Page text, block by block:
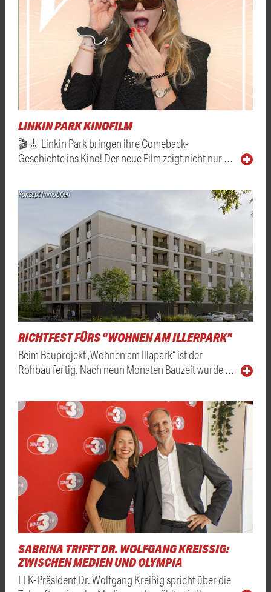
LINKIN PARK KINOFILM
🎬🎸 Linkin Park bringen ihre Comeback-
Geschichte ins Kino! Der neue Film zeigt nicht nur …
Konzept Immobilien
RICHTFEST FÜRS "WOHNEN AM ILLERPARK"
Beim Bauprojekt „Wohnen am Illapark“ ist der
Rohbau fertig. Nach neun Monaten Bauzeit wurde …
SABRINA TRIFFT DR. WOLFGANG KREISSIG: Z
WISCHEN MEDIEN UND OLYMPIA
LFK-Präsident Dr. Wolfgang Kreißig spricht über die